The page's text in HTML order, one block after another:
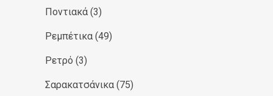
Ποντιακά (3)
Ρεμπέτικα (49)
Ρετρό (3)
Σαρακατσάνικα (75)